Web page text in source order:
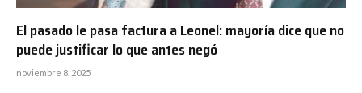
El pasado le pasa factura a Leonel: mayoría dice que no
puede justificar lo que antes negó
noviembre 8, 2025